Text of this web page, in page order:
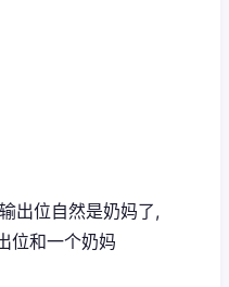
出位自然是奶妈了,
位和一个奶妈